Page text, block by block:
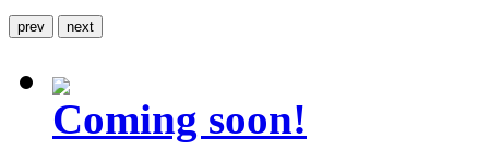
prev next
Coming soon!